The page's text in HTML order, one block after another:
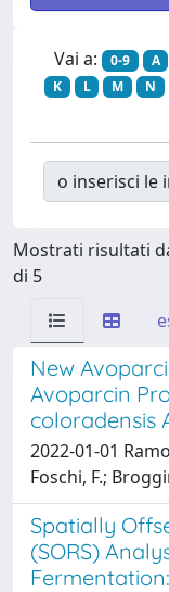
Vai a: 0-9 A
K
L M N
o inserisci le
Mostrati risultati
di 5
New
Avoparcin
coloradensis
2022-01-01
Foschi, F.;
Spatially
(SORS)